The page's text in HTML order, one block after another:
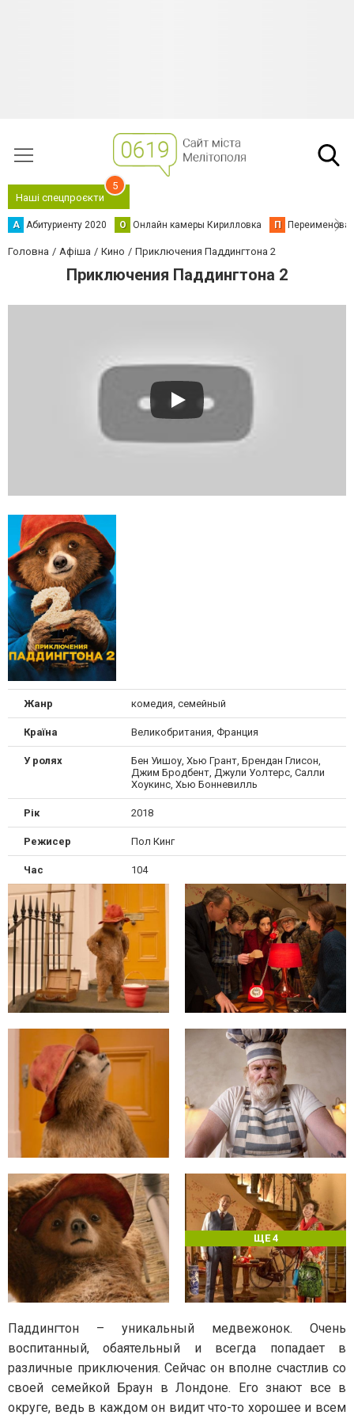
Наші спецпроєкти
5
А Абитуриенту 2020 О Онлайн камеры Кирилловка П
Головна Афіша Кино Приключения Паддингтона 2
Приключения Паддингтона 2
Жанр комедия, семейный
Країна Великобритания, Франция
У ролях
Бен Уишоу, Хью Грант, Брендан Глисон,
Джим Бродбент, Джули Уолтерс, Салли
Хоукинс, Хью Бонневилль
Рік 2018
Режисер Пол Кинг
Час 104
ЩЕ 4
Паддингтон – уникальный медвежонок. Очень
воспитанный, обаятельный и всегда попадает в
различные приключения. Сейчас он вполне счастлив со
своей семейкой Браун в Лондоне. Его знают все в
округе, ведь в каждом он видит что-то хорошее и всем